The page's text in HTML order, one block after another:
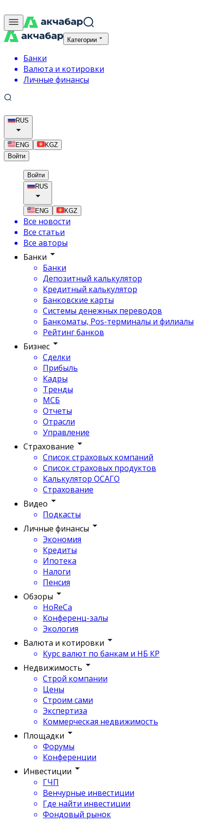
Категории
Банки
Валюта и котировки
Личные финансы
RUS
ENG
KGZ
Войти
Войти
RUS
ENG KGZ
Все новости
Все статьи
Все авторы
Банки
Банки
Депозитный калькулятор
Кредитный калькулятор
Банковские карты
Системы денежных переводов
Банкоматы, Pos-терминалы и филиалы
Рейтинг банков
Бизнес
Сделки
Прибыль
Кадры
Тренды
МСБ
Отчеты
Отрасли
Управление
Страхование
Список страховых компаний
Список страховых продуктов
Калькулятор ОСАГО
Страхование
Видео
Подкасты
Личные финансы
Экономия
Кредиты
Ипотека
Налоги
Пенсия
Обзоры
HoReCa
Конференц-залы
Экология
Валюта и котировки
Курс валют по банкам и НБ КР
Недвижимость
Строй компании
Цены
Строим сами
Экспертиза
Коммерческая недвижимость
Площадки
Форумы
Конференции
Инвестиции
ГЧП
Венчурные инвестиции
Где найти инвестиции
Фондовый рынок